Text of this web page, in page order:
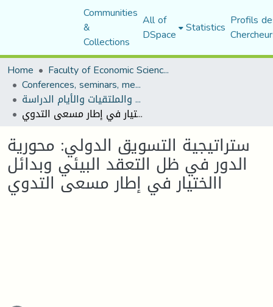
Communities
&
Collections
All of
DSpace Statistics Profils
Home
Faculty of Economic Sciences, Commerce and Management Sciences
Conferences, seminars, meetings, and study days
المؤتمرات والندوات والملتقيات والأيام الدراسة
ستراتيجية التسويق الدولي: محورية الدور في ظل التعقد البيئي وبدائل االختيار في إطار مسعى التدوي
ستراتيجية التسويق الدولي: محورية
الدور في ظل التعقد البيئي وبدائل
االختيار في إطار مسعى التدوي